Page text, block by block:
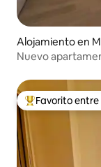
Alojamiento en
Nuevo
Favorito entre
Favorito